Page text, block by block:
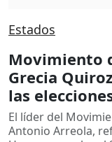
Estados
Movimiento
Grecia
las
El líder del
Antonio Arreola,